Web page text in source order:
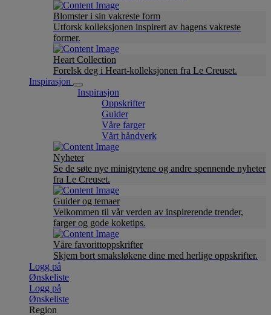
Blomster i sin vakreste form
Utforsk kolleksjonen inspirert av hagens vakreste
former.
Heart Collection
Forelsk deg i Heart-kolleksjonen fra Le Creuset.
Inspirasjon
Inspirasjon
Oppskrifter
Guider
Våre farger
Vårt håndverk
Nyheter
Se de søte nye minigrytene og andre spennende nyheter
fra Le Creuset.
Guider og temaer
Velkommen til vår verden av inspirerende trender,
farger og gode koketips.
Våre favorittoppskrifter
Skjem bort smaksløkene dine med herlige oppskrifter.
Logg på
Ønskeliste
Logg på
Ønskeliste
Region